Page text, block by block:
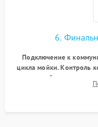
6.
Подключение к
цикла мойки. Контроль
до нужной
штатного слива и